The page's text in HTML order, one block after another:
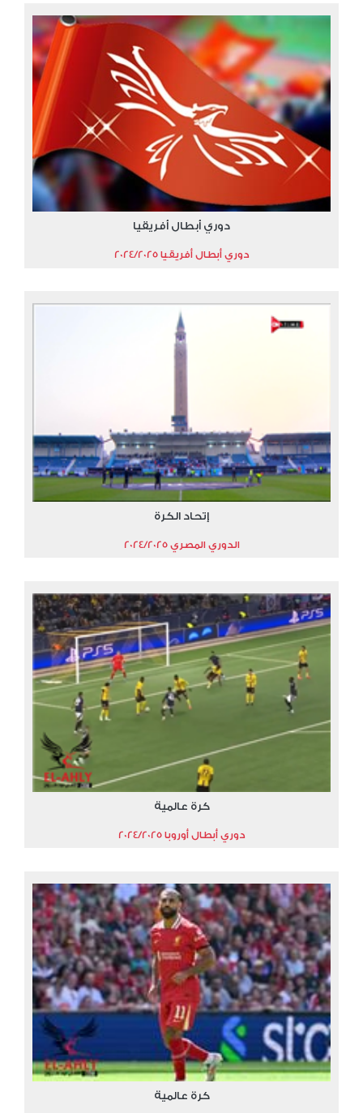
دوري أبطال أفريقيا
دوري أبطال أفريقيا 2024/2025
إتحاد الكرة
الدوري المصري 2024/2025
كرة عالمية
دوري أبطال أوروبا 2024/2025
كرة عالمية